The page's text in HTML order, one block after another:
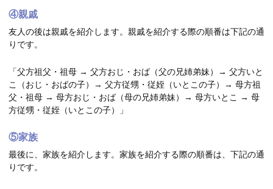
④親戚
友人の後は親戚を紹介します。親戚を紹介する際の順番は下記の通
りです。
「父方祖父・祖母 → 父方おじ・おば（父の兄姉弟妹）→ 父方いと
こ（おじ・おばの子）→ 父方従甥・従姪（いとこの子）→ 母方祖
父・祖母 → 母方おじ・おば（母の兄姉弟妹）→ 母方いとこ → 母
方従甥・従姪（いとこの子）」
⑤家族
最後に、家族を紹介します。家族を紹介する際の順番は、下記の通
りです。